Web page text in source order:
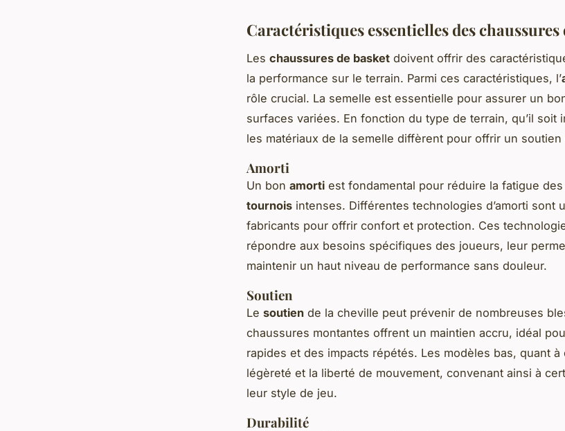
Caractéristiques essentielles des chaussures
Les chaussures de basket doivent offrir des
la performance sur le terrain. Parmi ces caractéristiques, l’
rôle crucial. La semelle est essentielle pour assurer un
surfaces variées. En fonction du type de terrain, qu’il soit
les matériaux de la semelle diffèrent pour offrir un
Amorti
Un bon amorti est fondamental pour réduire la fatigue
tournois intenses. Différentes technologies d’amorti sont
fabricants pour offrir confort et protection. Ces
répondre aux besoins spécifiques des joueurs, leur
maintenir un haut niveau de performance sans douleur.
Soutien
Le soutien de la cheville peut prévenir de nombreuses
chaussures montantes offrent un maintien accru, idéal
rapides et des impacts répétés. Les modèles bas, quant
légèreté et la liberté de mouvement, convenant ainsi à
leur style de jeu.
Durabilité